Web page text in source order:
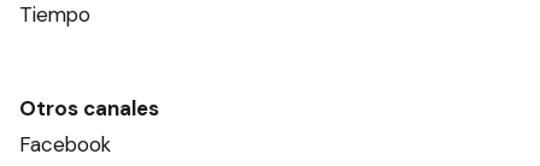
Tiempo
Otros canales
Facebook